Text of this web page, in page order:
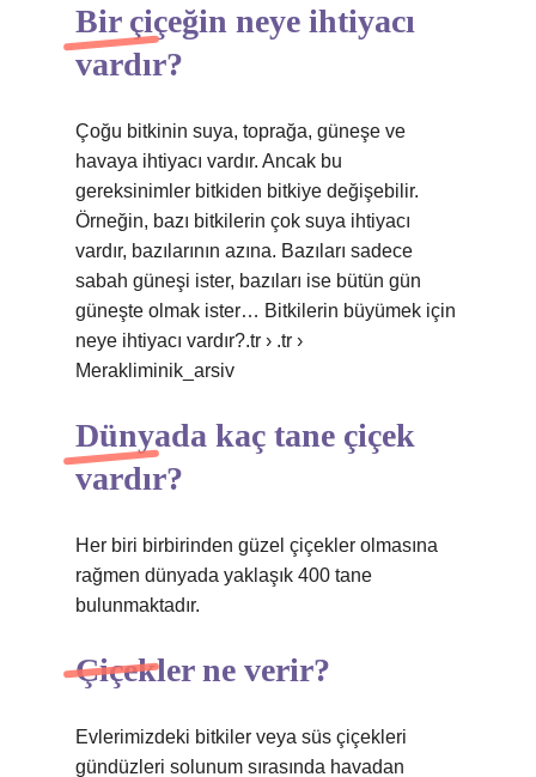
Bir çiçeğin neye ihtiyacı
vardır?
Çoğu bitkinin suya, toprağa, güneşe ve
havaya ihtiyacı vardır. Ancak bu
gereksinimler bitkiden bitkiye değişebilir.
Örneğin, bazı bitkilerin çok suya ihtiyacı
vardır, bazılarının azına. Bazıları sadece
sabah güneşi ister, bazıları ise bütün gün
güneşte olmak ister… Bitkilerin büyümek için
neye ihtiyacı vardır?.tr › .tr ›
Merakliminik_arsiv
Dünyada kaç tane çiçek
vardır?
Her biri birbirinden güzel çiçekler olmasına
rağmen dünyada yaklaşık 400 tane
bulunmaktadır.
Çiçekler ne verir?
Evlerimizdeki bitkiler veya süs çiçekleri
gündüzleri solunum sırasında havadan